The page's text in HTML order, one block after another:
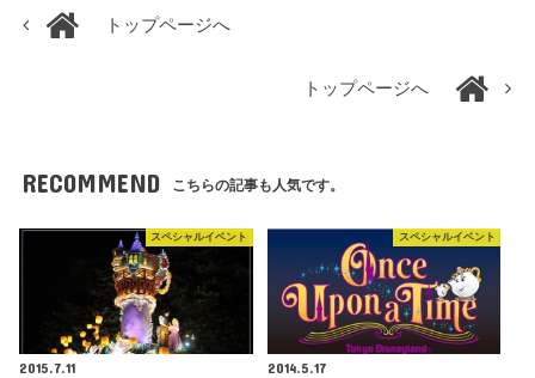
トップページへ
トップページへ
RECOMMEND こちらの記事も人気です。
スペシャルイベント
2015.7.11
スペシャルイベント
2014.5.17